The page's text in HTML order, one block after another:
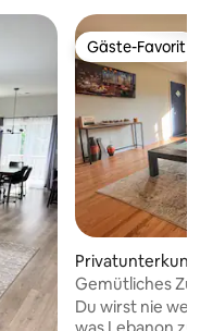
Gäste-Favorit
Gäste-Favorit
Privatunterkunft
n
Gemütliches
Lebanon
Du wirst nie weit